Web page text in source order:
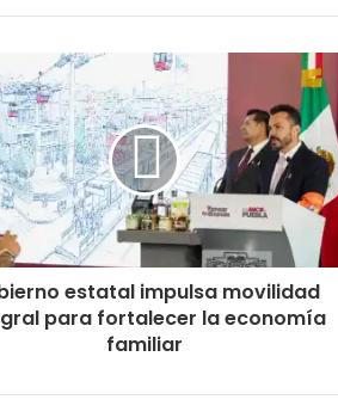
estatal impulsa movilidad
para fortalecer la economía
familiar